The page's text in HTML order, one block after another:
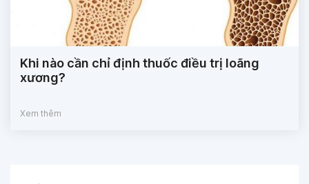
Khi nào cần chỉ định thuốc điều trị loãng
xương?
Xem thêm